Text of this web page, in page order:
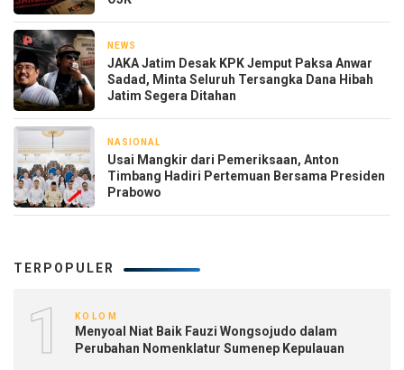
NEWS
JAKA Jatim Desak KPK Jemput Paksa Anwar
Sadad, Minta Seluruh Tersangka Dana Hibah
Jatim Segera Ditahan
NASIONAL
Usai Mangkir dari Pemeriksaan, Anton
Timbang Hadiri Pertemuan Bersama Presiden
Prabowo
TERPOPULER
1 KOLOM
Menyoal Niat Baik Fauzi Wongsojudo dalam
Perubahan Nomenklatur Sumenep Kepulauan